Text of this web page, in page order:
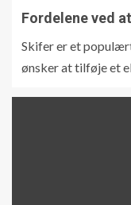
Fordelene ved
Skifer er et
ønsker at tilføje et